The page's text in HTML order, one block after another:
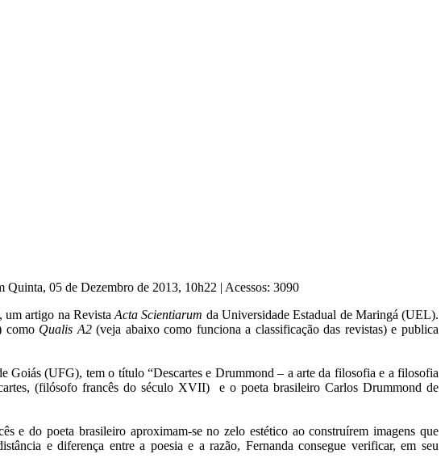
Quinta, 05 de Dezembro de 2013, 10h22 | Acessos: 3090
um artigo na RevistaActa Scientiarum da Universidade Estadual de Maringá (UEL).
como Qualis A2(veja abaixo como funciona a classificação das revistas) e publica
Goiás (UFG), tem o título “Descartes e Drummond – a arte da filosofia e a filosofia
(filósofo francês do século XVII) e o poeta brasileiro Carlos Drummond de
e do poeta brasileiro aproximam-se no zelo estético ao construírem imagens que
e diferença entre a poesia e a razão, Fernanda consegue verificar, em seu